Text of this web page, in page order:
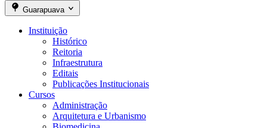
Guarapuava
Instituição
Histórico
Reitoria
Infraestrutura
Editais
Publicações Institucionais
Cursos
Administração
Arquitetura e Urbanismo